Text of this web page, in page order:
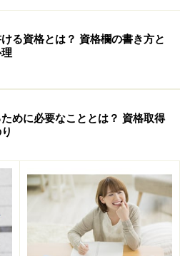
る資格とは？ 資格欄の書き方と
めに必要なこととは？ 資格取得